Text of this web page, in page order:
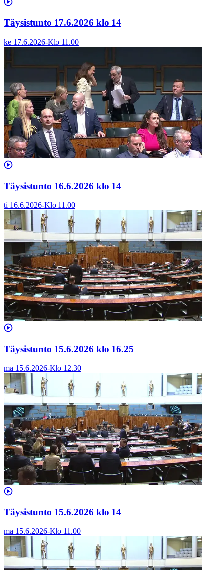
Täysistunto 17.6.2026 klo 14
ke 17.6.2026-Klo 11.00
Täysistunto 16.6.2026 klo 14
ti 16.6.2026-Klo 11.00
Täysistunto 15.6.2026 klo 16.25
ma 15.6.2026-Klo 12.30
Täysistunto 15.6.2026 klo 14
ma 15.6.2026-Klo 11.00